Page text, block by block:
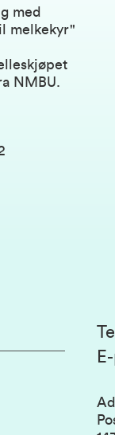
med
melkekyr"
NMBU.